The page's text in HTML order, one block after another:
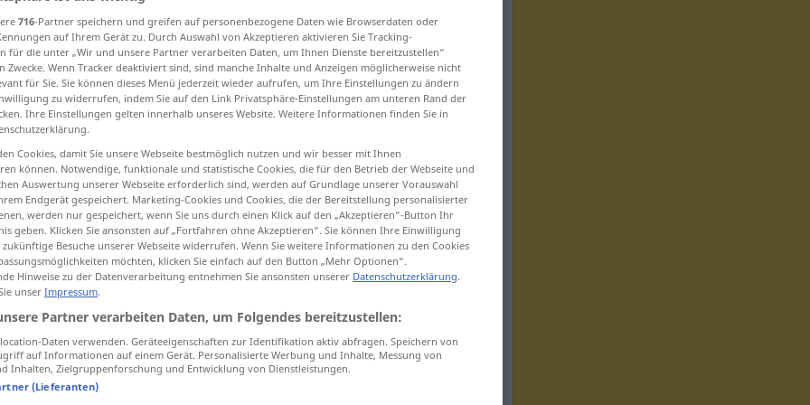
>
pervers MED PSYCH abartig
Mensch
für "pervers"
716-Partner speichern und greifen auf personenbezogene Daten wie Browserdaten oder
auf Ihrem Gerät zu. Durch Auswahl von Akzeptieren aktivieren Sie Tracking-
für die unter „Wir und unsere Partner verarbeiten Daten, um Ihnen Dienste bereitzustellen“
Zwecke. Wenn Tracker deaktiviert sind, sind manche Inhalte und Anzeigen möglicherweise nicht
für Sie. Sie können dieses Menü jederzeit wieder aufrufen, um Ihre Einstellungen zu ändern
zu widerrufen, indem Sie auf den Link Privatsphäre-Einstellungen am unteren Rand der
Ihre Einstellungen gelten innerhalb unseres Website. Weitere Informationen finden Sie in
Cookies, damit Sie unsere Webseite bestmöglich nutzen und wir besser mit Ihnen
können. Notwendige, funktionale und statistische Cookies, die für den Betrieb der Webseite und
Auswertung unserer Webseite erforderlich sind, werden auf Grundlage unserer Vorauswahl
Endgerät gespeichert. Marketing-Cookies und Cookies, die der Bereitstellung personalisierter
werden nur gespeichert, wenn Sie uns durch einen Klick auf den „Akzeptieren“-Button Ihr
geben. Klicken Sie ansonsten auf „Fortfahren ohne Akzeptieren“. Sie können Ihre Einwilligung
Besuche unserer Webseite widerrufen. Wenn Sie weitere Informationen zu den Cookies
möchten, klicken Sie einfach auf den Button „Mehr Optionen“.
Hinweise zu der Datenverarbeitung entnehmen Sie ansonsten unserer Datenschutzerklärung.
unser Impressum.
Partner verarbeiten Daten, um Folgendes bereitzustellen:
Daten verwenden. Geräteeigenschaften zur Identifikation aktiv abfragen. Speichern von
auf Informationen auf einem Gerät. Personalisierte Werbung und Inhalte, Messung von
Inhalten, Zielgruppenforschung und Entwicklung von Dienstleistungen.
(Lieferanten)